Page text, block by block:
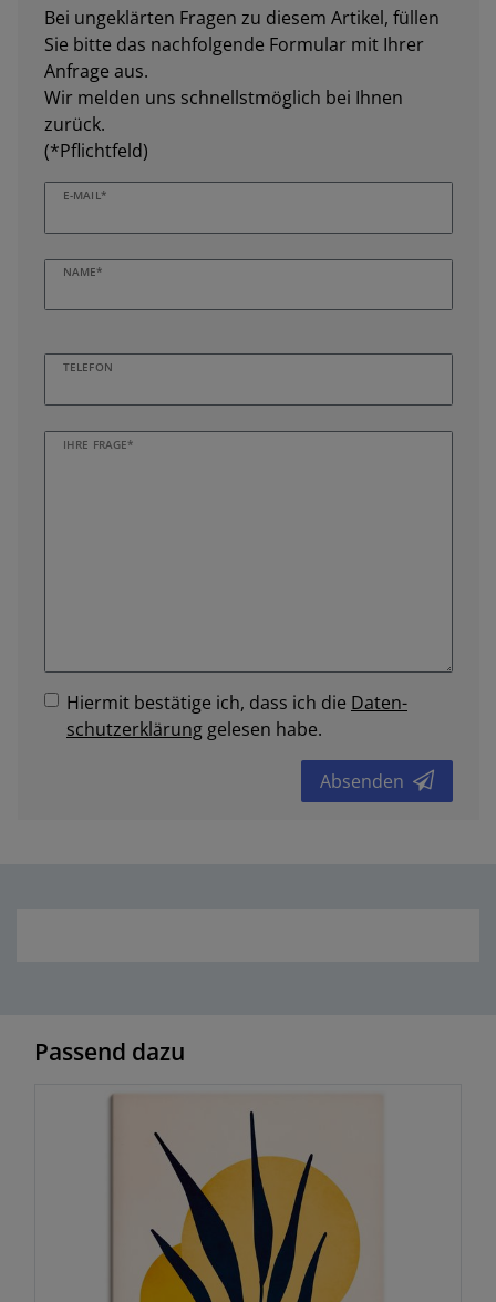
Bei ungeklärten Fragen zu diesem Artikel, füllen
Sie bitte das nachfolgende Formular mit Ihrer
Anfrage aus.
Wir melden uns schnellstmöglich bei Ihnen
zurück.
(*Pflichtfeld)
E-MAIL*
NAME*
TELEFON
IHRE FRAGE*
Hiermit bestätige ich, dass ich die Daten­
schutz­erklärung gelesen habe.
Absenden
Passend dazu